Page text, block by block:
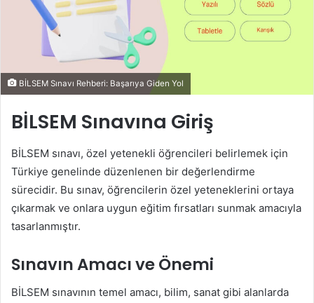
BİLSEM Sınavı Rehberi: Başarıya Giden Yol
BİLSEM Sınavına Giriş
BİLSEM sınavı, özel yetenekli öğrencileri belirlemek için
Türkiye genelinde düzenlenen bir değerlendirme
sürecidir. Bu sınav, öğrencilerin özel yeteneklerini ortaya
çıkarmak ve onlara uygun eğitim fırsatları sunmak amacıyla
tasarlanmıştır.
Sınavın Amacı ve Önemi
BİLSEM sınavının temel amacı, bilim, sanat gibi alanlarda